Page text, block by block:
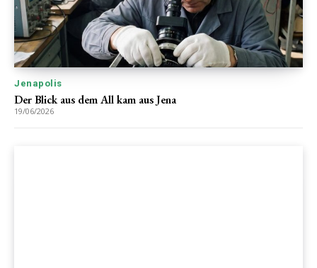
Jenapolis
Der Blick aus dem All kam aus Jena
19/06/2026